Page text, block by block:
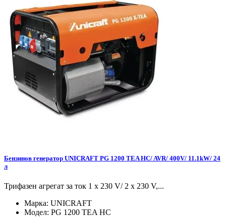
Бензинов генератор UNICRAFT PG 1200 TEA HC/ AVR/ 400V/ 11.1kW/ 24
л
Трифазен агрегат за ток 1 x 230 V/ 2 x 230 V,...
Марка: UNICRAFT
Модел: PG 1200 TEA HC